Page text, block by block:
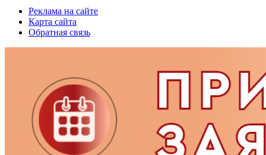
Реклама на сайте
Карта сайта
Обратная связь